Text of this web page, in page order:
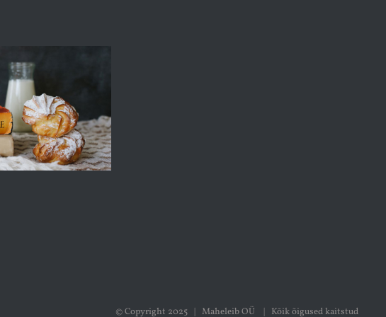
© Copyright 2025 | Maheleib OÜ | Kõik õigused kaitstud